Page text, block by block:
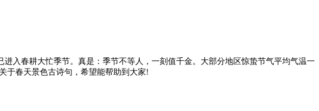
入春耕大忙季节。真是：季节不等人，一刻值千金。大部分地区惊蛰节气平均气温一
于春天景色古诗句，希望能帮助到大家!